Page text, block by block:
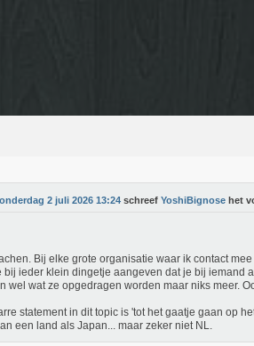
2 juli 2026 13:24 schreef YoshiBignose het
Bij elke grote organisatie waar ik contact
bij ieder klein dingetje aangeven dat je bij iemand
wel wat ze opgedragen worden maar niks meer.
statement in dit topic is 'tot het gaatje gaan op
een land als Japan... maar zeker niet NL.